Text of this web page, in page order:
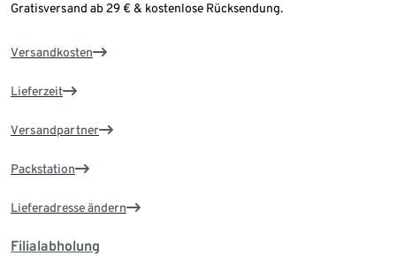
Gratisversand ab 29 € & kostenlose Rücksendung.
Versandkosten
Lieferzeit
Versandpartner
Packstation
Lieferadresse ändern
Filialabholung